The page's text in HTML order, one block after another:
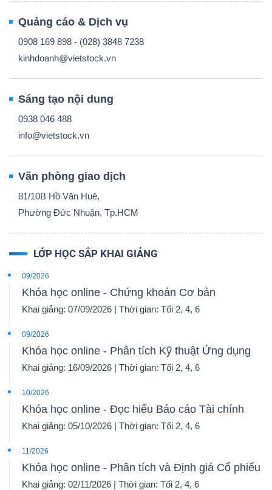
Quảng cáo & Dịch vụ
0908 169 898 - (028) 3848 7238
kinhdoanh@vietstock.vn
Sáng tạo nội dung
0938 046 488
info@vietstock.vn
Văn phòng giao dịch
81/10B Hồ Văn Huê,
Phường Đức Nhuận, Tp.HCM
LỚP HỌC SẮP KHAI GIẢNG
09/2026
Khóa học online - Chứng khoán Cơ bản
Khai giảng: 07/09/2026 | Thời gian: Tối 2, 4, 6
09/2026
Khóa học online - Phân tích Kỹ thuật Ứng dụng
Khai giảng: 16/09/2026 | Thời gian: Tối 2, 4, 6
10/2026
Khóa học online - Đọc hiểu Báo cáo Tài chính
Khai giảng: 05/10/2026 | Thời gian: Tối 2, 4, 6
11/2026
Khóa học online - Phân tích và Định giá Cổ phiếu
Khai giảng: 02/11/2026 | Thời gian: Tối 2, 4, 6